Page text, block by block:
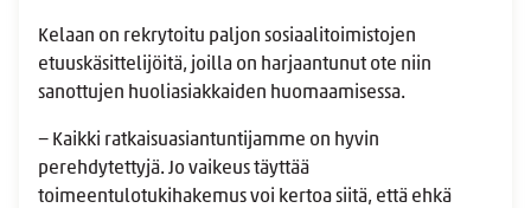
Kelaan on rekrytoitu paljon sosiaalitoimistojen
etuuskäsittelijöitä, joilla on harjaantunut ote niin
sanottujen huoliasiakkaiden huomaamisessa.
− Kaikki ratkaisuasiantuntijamme on hyvin
perehdytettyjä. Jo vaikeus täyttää
toimeentulotukihakemus voi kertoa siitä, että ehkä